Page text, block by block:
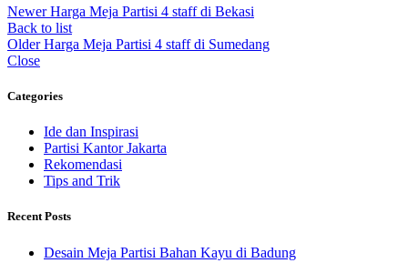
Newer Harga Meja Partisi 4 staff di Bekasi
Back to list
Older Harga Meja Partisi 4 staff di Sumedang
Close
Categories
Ide dan Inspirasi
Partisi Kantor Jakarta
Rekomendasi
Tips and Trik
Recent Posts
Desain Meja Partisi Bahan Kayu di Badung